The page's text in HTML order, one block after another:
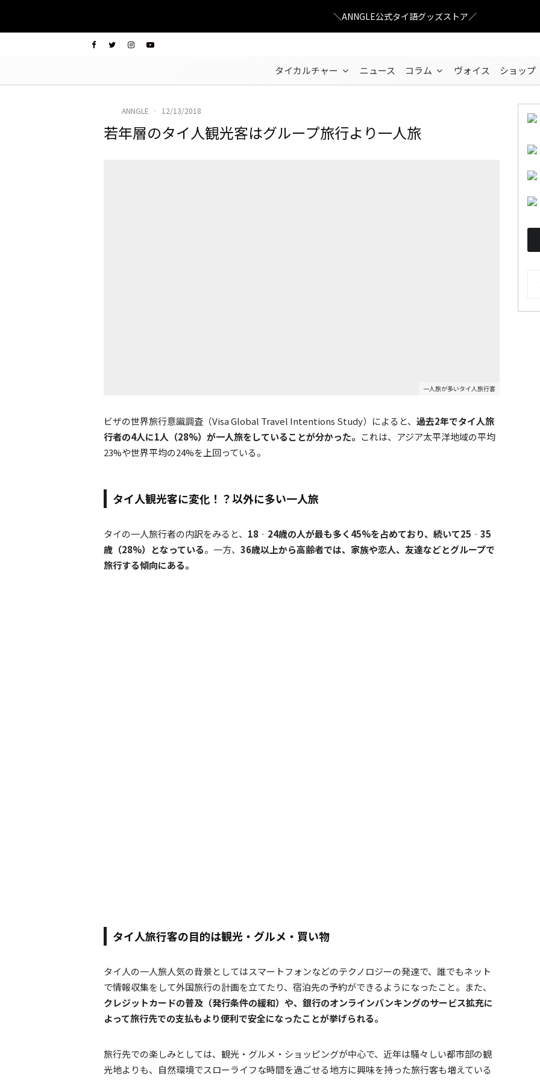
＼ANNGLE公式タイ語グッズストア／
タイカルチャー ニュース コラム ヴォイス ショップ
ANNGLE · 12/13/2018
若年層のタイ人観光客はグループ旅行より一人旅
一人旅が多いタイ人旅行客
ビザの世界旅行意識調査（Visa Global Travel Intentions Study）によると、 過去2年でタイ人旅
行者の4人に1人（28%）が一人旅をしていることが分かった。 これは、アジア太平洋地域の平均
23%や世界平均の24%を上回っている。
タイ人観光客に変化！？以外に多い一人旅
タイの一人旅行者の内訳をみると、 18‐24歳の人が最も多く45%を占めており、続いて25‐35
歳（28%）となっている。一方、 36歳以上から高齢者では、家族や恋人、友達などとグループで
旅行する傾向にある。
タイ人旅行客の目的は観光・グルメ・買い物
タイ人の一人旅人気の背景としてはスマートフォンなどのテクノロジーの発達で、誰でもネット
で情報収集をして外国旅行の計画を立てたり、宿泊先の予約ができるようになったこと。また、
クレジットカードの普及（発行条件の緩和）や、銀行のオンラインバンキングのサービス拡充に
よって旅行先での支払もより便利で安全になったことが挙げられる。
旅行先での楽しみとしては、観光・グルメ・ショッピングが中心で、近年は騒々しい都市部の観
光地よりも、自然環境でスローライフな時間を過ごせる地方に興味を持った旅行客も増えている